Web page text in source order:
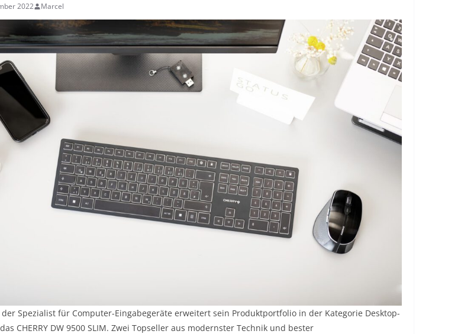
2022 Marcel
der Spezialist für Computer-Eingabegeräte erweitert sein Produktportfolio in der Kategorie Desktop-
CHERRY DW 9500 SLIM. Zwei Topseller aus modernster Technik und bester